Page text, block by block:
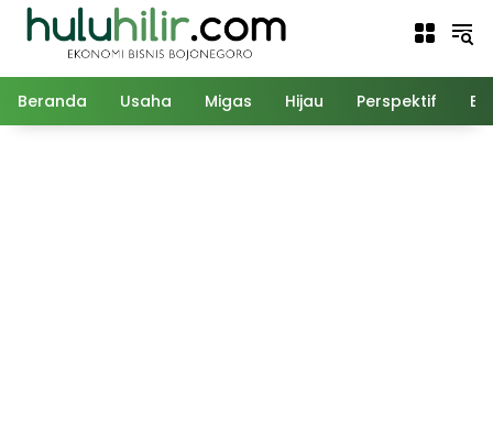
Langsung
Beranda Usaha Migas Hijau Perspektif